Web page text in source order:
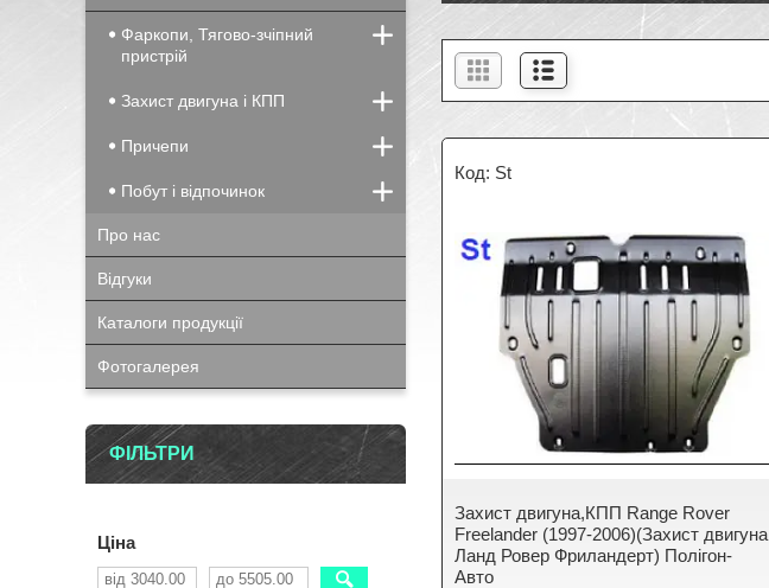
St
Захист двигуна,КПП Range Rover
Freelander (1997-2006)(Захист двигуна
Ланд Ровер Фриландерт) Полігон-
Авто
Фаркопи, Тягово-зчіпний
пристрій
Захист двигуна і КПП
Причепи
Побут і відпочинок
Про нас
Відгуки
Каталоги продукції
Фотогалерея
ФІЛЬТРИ
Ціна